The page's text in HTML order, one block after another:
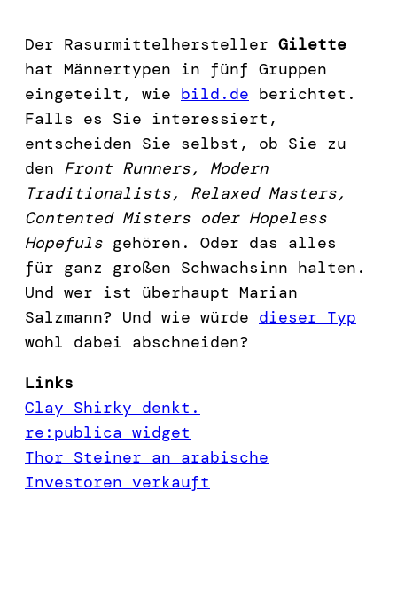
Der Rasurmittelhersteller Gilette
hat Männertypen in fünf Gruppen
eingeteilt, wie bild.de berichtet.
Falls es Sie interessiert,
entscheiden Sie selbst, ob Sie zu
den Front Runners, Modern
Traditionalists, Relaxed Masters,
Contented Misters oder Hopeless
Hopefuls gehören. Oder das alles
für ganz großen Schwachsinn halten.
Und wer ist überhaupt Marian
Salzmann? Und wie würde dieser Typ
wohl dabei abschneiden?
Links
Clay Shirky denkt.
re:publica widget
Thor Steiner an arabische
Investoren verkauft